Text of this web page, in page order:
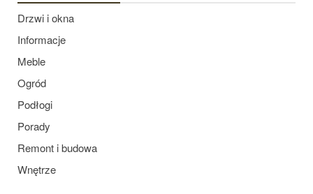
Drzwi i okna
Informacje
Meble
Ogród
Podłogi
Porady
Remont i budowa
Wnętrze